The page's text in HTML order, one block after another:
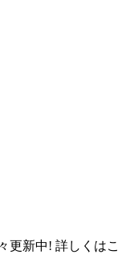
更新中! 詳しくは